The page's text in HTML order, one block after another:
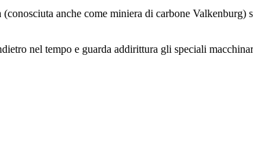
anche come miniera di carbone
nel tempo e guarda addirittura gli speciali